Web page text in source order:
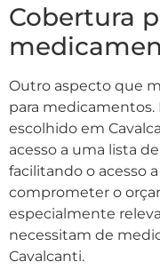
Cobertura
Outro aspecto que
para
escolhido em
acesso a uma lista
facilitando o acesso
comprometer o
especialmente
necessitam de
Cavalcanti.